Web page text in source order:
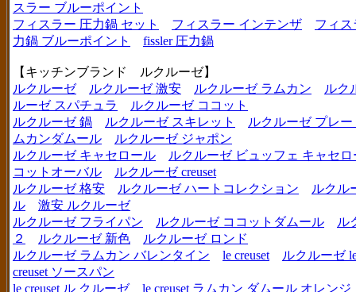
スラー ブルーポイント
フィスラー 圧力鍋 セット
フィスラー インテンザ
フィ
力鍋 ブルーポイント
fissler 圧力鍋
【キッチンブランド ルクルーゼ】
ルクルーゼ
ルクルーゼ 激安 ルクルーゼ ラムカン
ルク
ルーゼ スパチュラ
ルクルーゼ ココット
ルクルーゼ 鍋
ルクルーゼ スキレット
ルクルーゼ プレ
ムカンダムール
ルクルーゼ ジャポン
ルクルーゼ キャセロール
ルクルーゼ ビュッフェ キャセロ
コットオーバル
ルクルーゼ creuset
ルクルーゼ 格安
ルクルーゼ ハートコレクション
ルクル
ル
激安 ルクルーゼ
ルクルーゼ フライパン
ルクルーゼ ココットダムール
ル
２
ルクルーゼ 新色
ルクルーゼ ロンド
ルクルーゼ ラムカン バレンタイン
le creuset
ルクルーゼ
creuset ソースパン
le creuset ル クルーゼ
le creuset ラムカン ダムール オレンジ